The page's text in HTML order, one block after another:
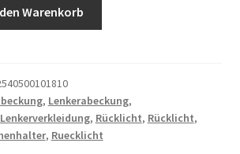
Warenkorb
, Lenkerabeckung,
Lenkerverkleidung, Rücklicht, Rücklicht,
, Ruecklicht